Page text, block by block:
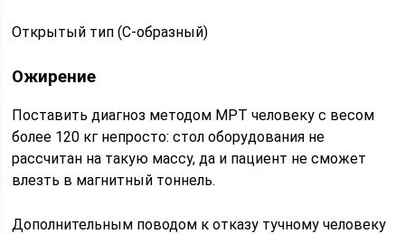
Открытый тип (С-образный)
Ожирение
Поставить диагноз методом МРТ человеку с весом
более 120 кг непросто: стол оборудования не
рассчитан на такую массу, да и пациент не сможет
влезть в магнитный тоннель.
Дополнительным поводом к отказу тучному человеку